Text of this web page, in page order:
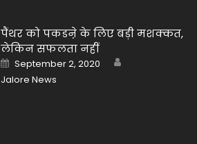
पैंथर को पकडऩे के लिए बड़ी मशक्कत,
लेकिन सफलता नहीं
Posted
on
September 2, 2020
Jalore News